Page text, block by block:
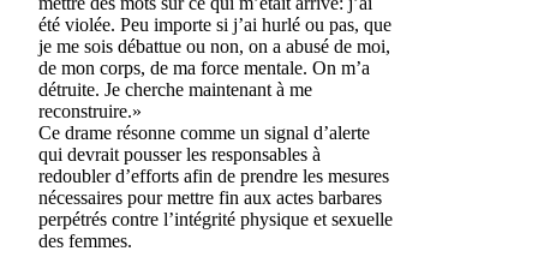
été violée. Peu importe si j’ai hurlé ou pas, que
je me sois débattue ou non, on a abusé de moi,
de mon corps, de ma force mentale. On m’a
détruite. Je cherche maintenant à me
reconstruire.»
Ce drame résonne comme un signal d’alerte
qui devrait pousser les responsables à
redoubler d’efforts afin de prendre les mesures
nécessaires pour mettre fin aux actes barbares
perpétrés contre l’intégrité physique et sexuelle
des femmes.